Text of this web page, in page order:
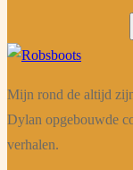
Mijn rond de altijd
Dylan opgebouwde
verhalen.